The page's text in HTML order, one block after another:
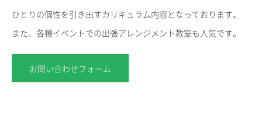
ひとりの個性を引き出すカリキュラム内容となっております。
また、各種イベントでの出張アレンジメント教室も人気です。
お問い合わせフォーム